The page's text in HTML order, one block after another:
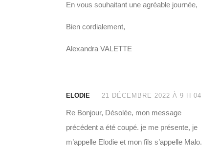
En vous souhaitant une agréable journée,
Bien cordialement,
Alexandra VALETTE
ELODIE 21 DÉCEMBRE 2022 À 9 H 04
Re Bonjour, Désolée, mon message
précédent a été coupé. je me présente, je
m’appelle Elodie et mon fils s’appelle Malo.